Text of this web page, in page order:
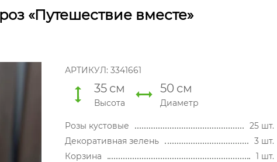
«Путешествие вместе»
АРТИКУЛ: 3341661
35 см
Высота
50 см
Диаметр
Розы кустовые
25 шт.
Декоративная зелень
3 шт.
Корзина
1 шт.